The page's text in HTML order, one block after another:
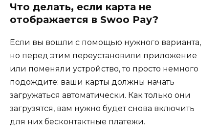
Что делать, если карта не
отображается в Swoo Pay?
Если вы вошли с помощью нужного варианта,
но перед этим переустановили приложение
или поменяли устройство, то просто немного
подождите: ваши карты должны начать
загружаться автоматически. Как только они
загрузятся, вам нужно будет снова включить
для них бесконтактные платежи.